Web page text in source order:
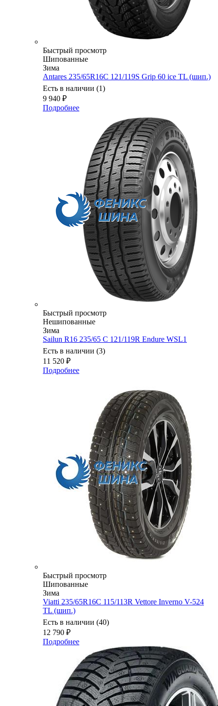
Быстрый просмотр
Шипованные
Зима
Antares 235/65R16C 121/119S Grip 60 ice TL (шип.)
Есть в наличии (1)
9 940 ₽
Подробнее
Быстрый просмотр
Нешипованные
Зима
Sailun R16 235/65 C 121/119R Endure WSL1
Есть в наличии (3)
11 520 ₽
Подробнее
Быстрый просмотр
Шипованные
Зима
Viatti 235/65R16C 115/113R Vettore Inverno V-524
TL (шип.)
Есть в наличии (40)
12 790 ₽
Подробнее